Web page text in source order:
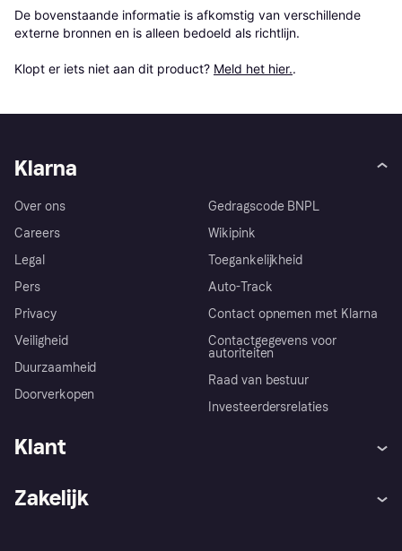
De bovenstaande informatie is afkomstig van verschillende
externe bronnen en is alleen bedoeld als richtlijn.
Klopt er iets niet aan dit product? Meld het hier..
Klarna
Over ons
Careers
Legal
Pers
Privacy
Veiligheid
Duurzaamheid
Doorverkopen
Gedragscode BNPL
Wikipink
Toegankelijkheid
Auto-Track
Contact opnemen met Klarna
Contactgegevens voor
autoriteiten
Raad van bestuur
Investeerdersrelaties
Klant
Zakelijk